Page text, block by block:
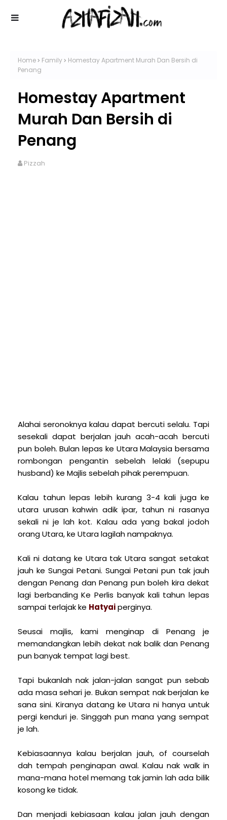
Home Family
Homestay Apartment Murah Dan Bersih di
Penang
Homestay Apartment
Murah Dan Bersih di
Penang
Pizzah
Alahai seronoknya kalau dapat bercuti selalu. Tapi
sesekali dapat berjalan jauh acah-acah bercuti
pun boleh. Bulan lepas ke Utara Malaysia bersama
rombongan pengantin sebelah lelaki (sepupu
husband) ke Majlis sebelah pihak perempuan.
Kalau tahun lepas lebih kurang 3-4 kali juga ke
utara urusan kahwin adik ipar, tahun ni rasanya
sekali ni je lah kot. Kalau ada yang bakal jodoh
orang Utara, ke Utara lagilah nampaknya.
Kali ni datang ke Utara tak Utara sangat setakat
jauh ke Sungai Petani. Sungai Petani pun tak jauh
dengan Penang dan Penang pun boleh kira dekat
lagi berbanding Ke Perlis banyak kali tahun lepas
sampai terlajak ke Hatyaiperginya.
Seusai majlis, kami menginap di Penang je
memandangkan lebih dekat nak balik dan Penang
pun banyak tempat lagi best.
Tapi bukanlah nak jalan-jalan sangat pun sebab
ada masa sehari je. Bukan sempat nak berjalan ke
sana sini. Kiranya datang ke Utara ni hanya untuk
pergi kenduri je. Singgah pun mana yang sempat
je lah.
Kebiasaannya kalau berjalan jauh, of courselah
dah tempah penginapan awal. Kalau nak walk in
mana-mana hotel memang tak jamin lah ada bilik
kosong ke tidak.
Dan menjadi kebiasaan kalau jalan jauh dengan